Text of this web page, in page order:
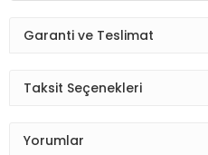
Garanti ve Teslimat
Taksit Seçenekleri
Yorumlar